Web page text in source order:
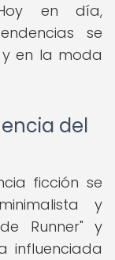
en día,
se
en la moda
del
ficción se
y
Runner" y
influenciada